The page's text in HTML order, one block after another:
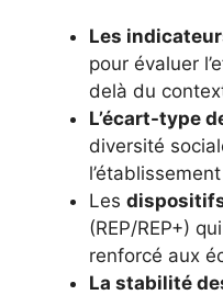
Les
pour évaluer
delà du
L’écart-type
diversité
l’établissement
Les
(REP/REP+)
renforcé aux
La stabilité